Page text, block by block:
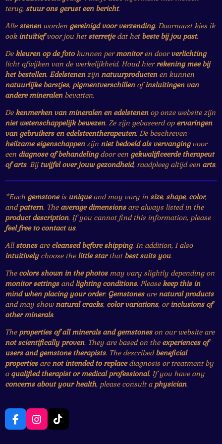
terug, stuur ons gerust een bericht.
Alle stenenworden gereinigd voor verzending. Daarnaast kies ik
ook intuïtiefvoor jou het sterretjedat het beste bij jou past.
Dekleuren op de fotokunnen permonitoren doorverlichting
licht afwijken van de werkelijkheid. Houd hierrekening mee bij
het bestellen. Edelstenenzijn natuurproductenen kunnen
natuurlijke barstjes, pigmentverschillenofinsluitingen van
andere mineralenbevatten.
Dekenmerken van mineralen en edelstenenop onze website zijn
niet wetenschappelijk bewezen. Ze zijn gebaseerd op ervaringen
van gebruikers en edelsteentherapeuten. De beschreven
heilzame eigenschappenzijn niet bedoeld als vervangingvoor
een diagnose of behandelingdoor een gekwalificeerde therapeut
of arts. Bijtwijfel over jouw gezondheid, raadpleeg altijd een arts.
*Each gemstoneis uniqueand may vary in size, shape, color,
andpattern. The average dimensionsare always listed in the
product description. If you cannot find this information, please
feel free to contact us.
Allstonesare cleansed before shipping. In addition, I also
intuitivelychoose the little starthat best suits you.
The colors shown in the photosmay vary slightly depending on
monitor settingsandlighting conditions. Pleasekeep this in
mind when placing your order. Gemstonesarenatural products
and may shownatural cracks, color variations, orinclusions of
other minerals.
The properties of all minerals and gemstoneson our website are
not scientifically proven. They are based on the experiences of
users and gemstone therapists. The describedbeneficial
propertiesarenot intended to replacediagnosis or treatment by
a qualified therapist or medical professional. If you have any
concerns about your health, please consult a physician.
F
a
I
n
T
i